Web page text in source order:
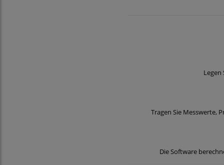
Legen
Tragen Sie Messwerte,
Die Software